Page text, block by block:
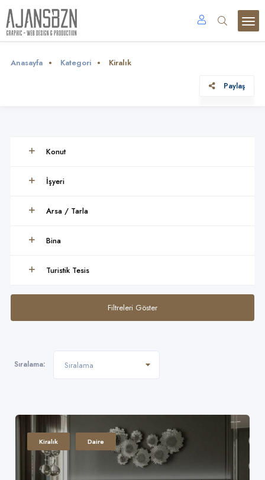
Anasayfa Kategori Kiralık
Paylaş
Konut
İşyeri
Arsa / Tarla
Bina
Turistik Tesis
Filtreleri Göster
Sıralama: Sıralama
Kiralık Daire